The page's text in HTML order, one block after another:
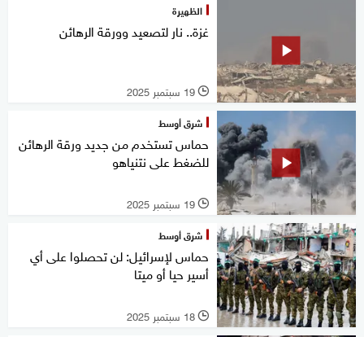
الظهيرة
غزة.. نار لتصعيد وورقة الرهائن
l 19 سبتمبر 2025
شرق أوسط
حماس تستخدم من جديد ورقة الرهائن
للضغط على نتنياهو
l 19 سبتمبر 2025
شرق أوسط
حماس لإسرائيل: لن تحصلوا على أي
أسير حيا أو ميتا
l 18 سبتمبر 2025